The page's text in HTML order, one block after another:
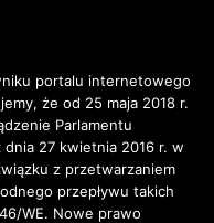
portalu internetowego
że od 25 maja 2018 r.
Parlamentu
27 kwietnia 2016 r. w
z przetwarzaniem
przepływu takich
WE. Nowe prawo